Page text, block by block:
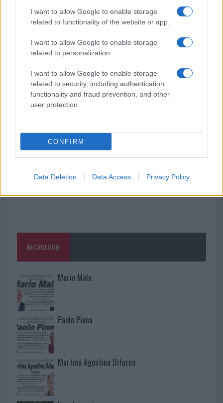
I want to allow Google to enable storage
related to functionality of the website or app.
I want to allow Google to enable storage
related to personalization.
I want to allow Google to enable storage
related to security, including authentication
functionality and fraud prevention, and other
user protection.
CONFIRM
Data Deletion Data Access Privacy Policy
Sangue, musica e solidarietà con Avis Olbia al
Salmo finisce in ospedale a Catania, ma il tour
NECROLOGIE
Mario Malu
Paolo Pinna
Martina Agostina Diturco